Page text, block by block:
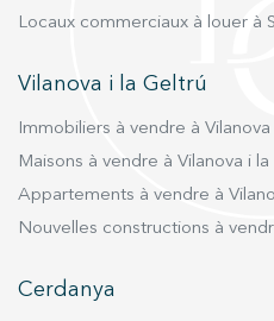
Locaux commerciaux à louer à
Vilanova i la Geltrú
Immobiliers à vendre à
Maisons à vendre à Vilanova i la
Appartements à vendre à
Nouvelles constructions à
Cerdanya